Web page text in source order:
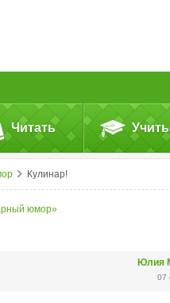
Читать
Кулинар!
юмор»
Юлия
07